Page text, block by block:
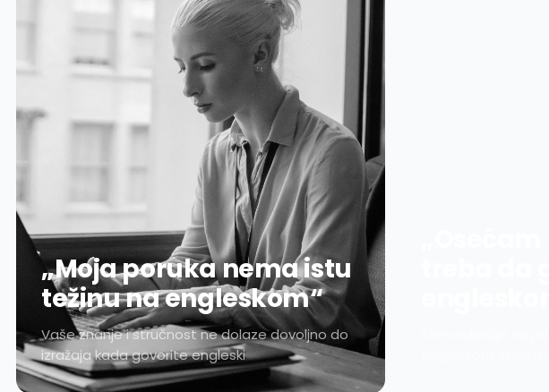
„Moja poruka nema istu
težinu na engleskom“
Vaše znanje i stručnost ne dolaze dovoljno do
izražaja kada govorite engleski